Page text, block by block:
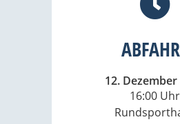
12. Dezember
16:00 Uhr